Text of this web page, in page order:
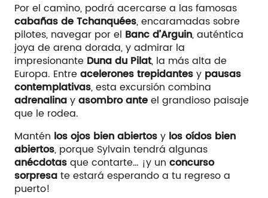
Por el camino, podrá acercarse a las famosas
cabañas de Tchanquées, encaramadas sobre
pilotes, navegar por el Banc d’Arguin, auténtica
joya de arena dorada, y admirar la
impresionante Duna du Pilat, la más alta de
Europa. Entreacelerones trepidantesy pausas
contemplativas, esta excursión combina
adrenalinayasombro anteel grandioso paisaje
que le rodea.
Mantén los ojos bien abiertosy los oídos bien
abiertos, porque Sylvain tendrá algunas
anécdotasque contarte… ¡y un concurso
sorpresate estará esperando a tu regreso a
puerto!